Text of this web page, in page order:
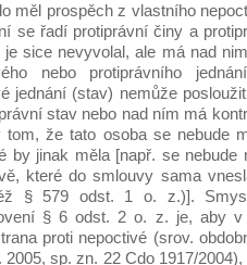
měl prospěch z vlastního
se řadí protiprávní činy a
je sice nevyvolal, ale má nad
nebo protiprávního
jednání (stav) nemůže
stav nebo nad ním má
tom, že tato osoba se nebude
by jinak měla [např. se nebude
které do smlouvy sama
§ 579 odst. 1 o. z.)].
§ 6 odst. 2 o. z. je, aby
proti nepoctivé (srov.
2005, sp. zn. 22 Cdo 1917/